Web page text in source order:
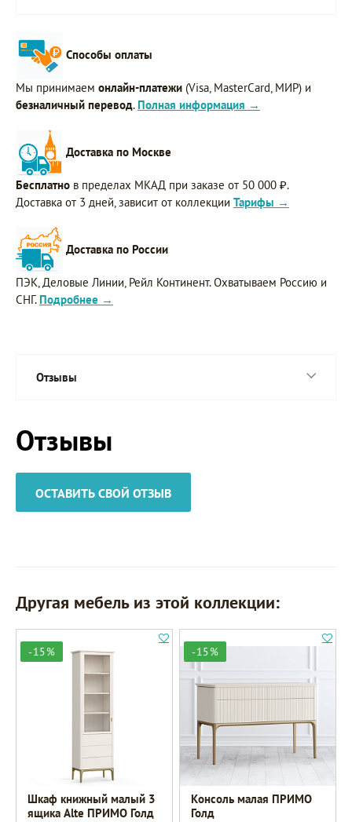
Способы оплаты
Мы принимаем онлайн-платежи (Visa, MasterCard, МИР) и
безналичный перевод. Полная информация →
Доставка по Москве
Бесплатно в пределах МКАД при заказе от 50 000 ₽.
Доставка от 3 дней, зависит от коллекции Тарифы →
Доставка по России
ПЭК, Деловые Линии, Рейл Континент. Охватываем Россию и
СНГ. Подробнее →
Отзывы
Отзывы
ОСТАВИТЬ СВОЙ ОТЗЫВ
Другая мебель из этой коллекции:
-15%
Шкаф книжный малый 3
ящика Alte ПРИМО Голд
-15%
Консоль малая ПРИМО
Голд